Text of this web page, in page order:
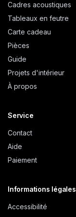
Cadres acoustiques
Tableaux en feutre
Carte cadeau
Pièces
Guide
Projets d'intérieur
À propos
Service
Contact
Aide
Paiement
Informations légales
Accessibilité